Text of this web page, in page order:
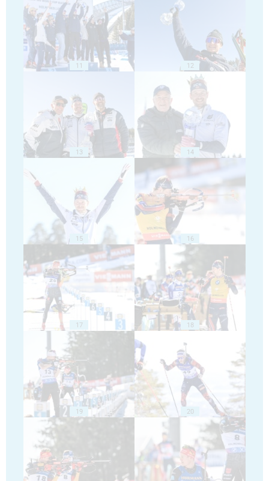
11 12
13 14
15 16
17 18
19 20